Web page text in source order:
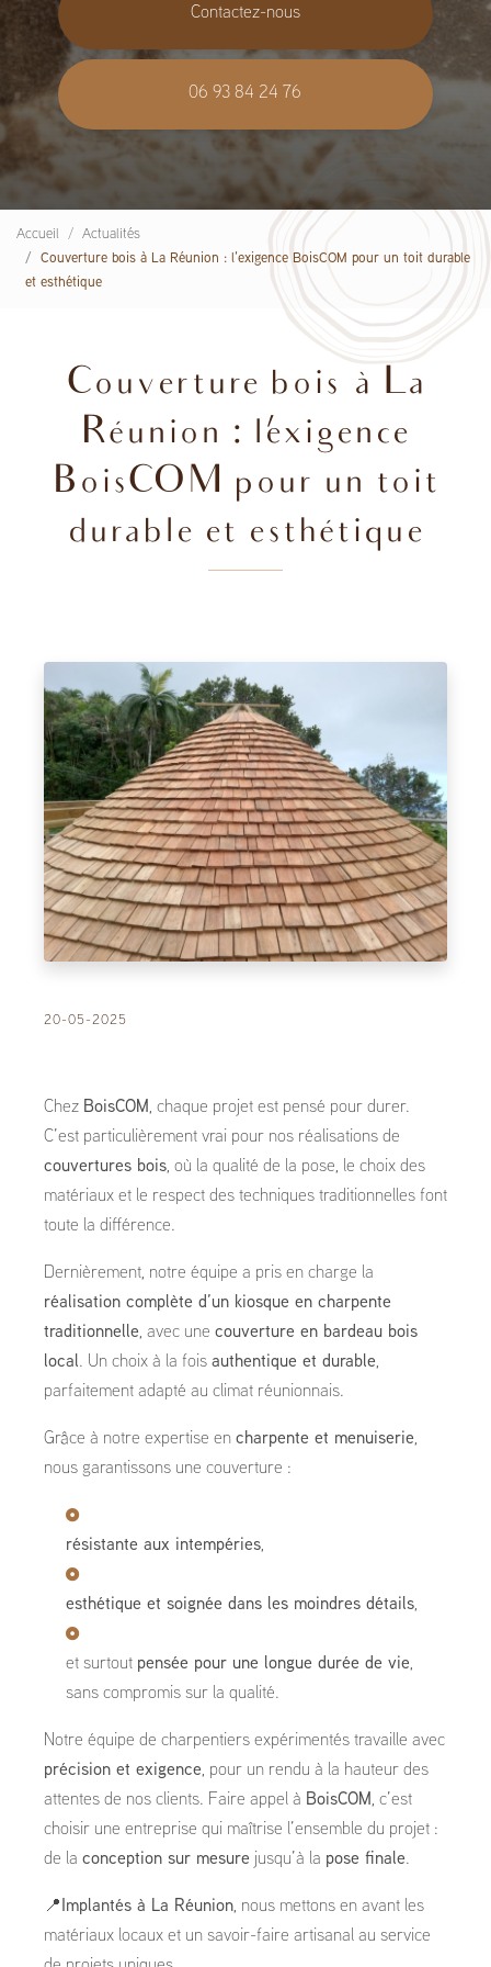
Contactez-nous
06 93 84 24 76
Accueil
Actualités
Couverture bois à La Réunion : l’exigence BoisCOM pour un toit durable
et esthétique
Couverture bois à La
Réunion : l’exigence
BoisCOM pour un toit
durable et esthétique
20-05-2025
Chez BoisCOM , chaque projet est pensé pour durer.
C’est particulièrement vrai pour nos réalisations de
couvertures bois, où la qualité de la pose, le choix des
matériaux et le respect des techniques traditionnelles font
toute la différence.
Dernièrement, notre équipe a pris en charge la
réalisation complète d’un kiosque en charpente
traditionnelle, avec une couverture en bardeau bois
local. Un choix à la fois authentique et durable,
parfaitement adapté au climat réunionnais.
Grâce à notre expertise en charpente et menuiserie,
nous garantissons une couverture :
résistante aux intempéries,
esthétique et soignée dans les moindres détails,
et surtout pensée pour une longue durée de vie,
sans compromis sur la qualité.
Notre équipe de charpentiers expérimentés travaille avec
précision et exigence, pour un rendu à la hauteur des
attentes de nos clients. Faire appel à BoisCOM , c’est
choisir une entreprise qui maîtrise l’ensemble du projet :
de la conception sur mesure jusqu’à la pose finale.
📍 Implantés à La Réunion, nous mettons en avant les
matériaux locaux et un savoir-faire artisanal au service